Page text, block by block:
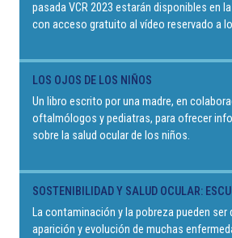
pasada VCR 2023 estarán disponibles en
con acceso gratuito al vídeo reservado a
LOS OJOS DE LOS NIÑOS
Un libro escrito por una madre, en
oftalmólogos y pediatras, para ofrecer
sobre la salud ocular de los niños.
SOSTENIBILIDAD Y SALUD OCULAR:
La contaminación y la pobreza pueden
aparición y evolución de muchas